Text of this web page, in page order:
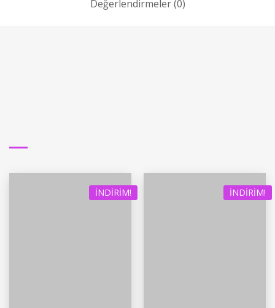
Değerlendirmeler (0)
İNDIRIM! İNDIRIM!